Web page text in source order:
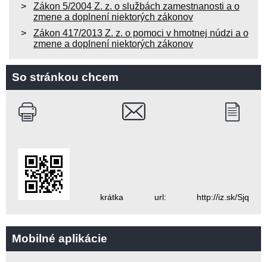
Zákon 5/2004 Z. z. o službách zamestnanosti a o
zmene a doplnení niektorých zákonov
Zákon 417/2013 Z. z. o pomoci v hmotnej núdzi a o
zmene a doplnení niektorých zákonov
So stránkou chcem
krátka url: http://iz.sk/Sjq
Mobilné aplikácie